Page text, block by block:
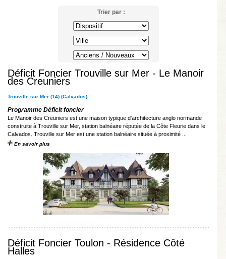
Trier par :
Déficit Foncier Trouville sur Mer - Le Manoir
des Creuniers
Trouville sur Mer (14) (Calvados)
Programme Déficit foncier
Le Manoir des Creuniers est une maison typique d'architecture anglo normande
construite à Trouville sur Mer, station balnéaire réputée de la Côte Fleurie dans le
Calvados. Trouville sur Mer est une station balnéaire située à proximité ...
En savoir plus
Déficit Foncier Toulon - Résidence Côté
Halles